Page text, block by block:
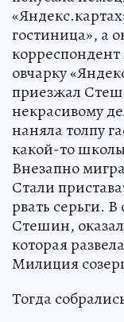
гостиница», а
овчарку
приезжал
некрасивому
наняла толпу
какой-то
Внезапно
Стали
рвать серьги.
Стешин,
которая
Милиция
Тогда